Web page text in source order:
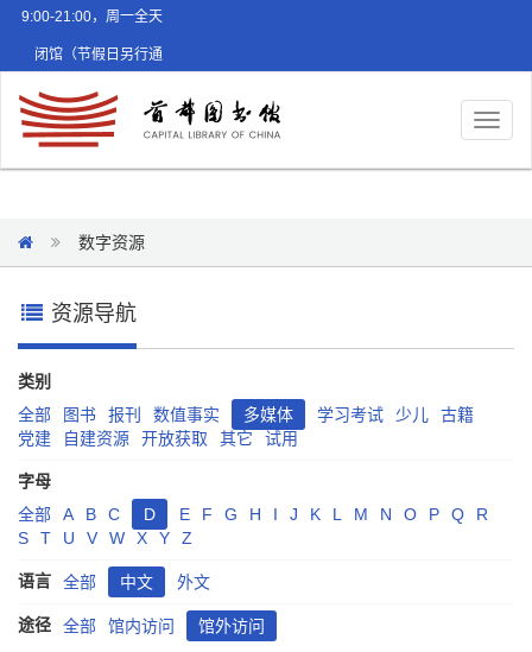
9:00-21:00，周一全天
闭馆（节假日另行通
数字资源
资源导航
类别
全部
图书 报刊 数值事实 多媒体 学习考试 少儿
古籍
党建
自建资源 开放获取 其它 试用
字母
全部
A B C D E F G H I J K L M N O P Q
R
S
T U V W X Y Z
语言 全部 中文 外文
途径 全部 馆内访问 馆外访问